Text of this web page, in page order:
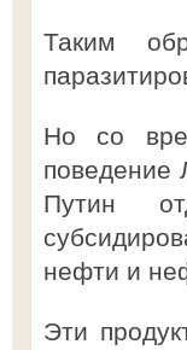
Таким
Но со
поведение
Путин
нефти и
Эти